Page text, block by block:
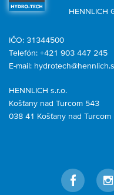
HENNLICH
HENNLICH s.r.o.
Košťany nad Turcom 543
038 41 Košťany nad Turcom
IČO: 31344500
Telefón: +421 903 447 245
E-mail:
Facebook